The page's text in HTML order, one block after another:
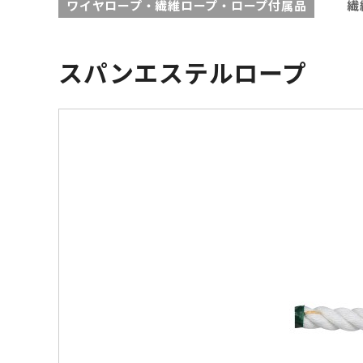
ワイヤロープ・繊維ロープ・ロープ付属品 繊
スパンエステルロープ